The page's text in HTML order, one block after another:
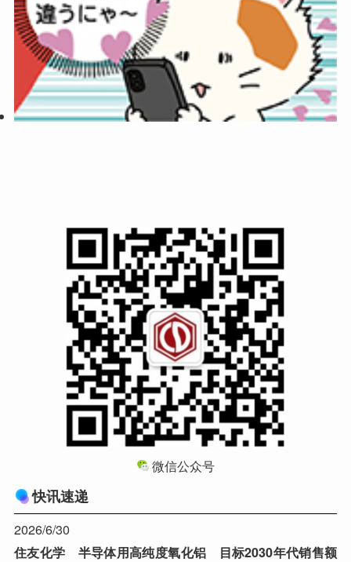
微信公众号
快讯速递
2026/6/30
住友化学 半导体用高纯度氧化铝 目标2030年代销售额